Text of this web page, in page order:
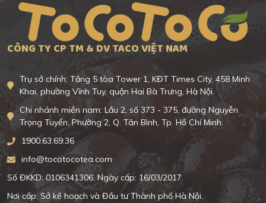
CÔNG TY CP TM & DV TACO VIỆT NAM
Trụ sở chính: Tầng 5 tòa Tower 1, KĐT Times City, 458 Minh
Khai, phường Vĩnh Tuy, quận Hai Bà Trưng, Hà Nội.
Chi nhánh miền nam: Lầu 2, số 373 - 375, đường Nguyễn
Trọng Tuyển, Phường 2, Q. Tân Bình, Tp. Hồ Chí Minh.
1900.63.69.36
info@tocotocotea.com
Số ĐKKD: 0106341306. Ngày cấp: 16/03/2017.
Nơi cấp: Sở kế hoạch và Đầu tư Thành phố Hà Nội.